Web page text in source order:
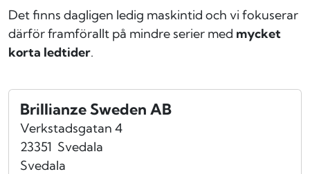
Det finns dagligen ledig maskintid och vi fokuserar
därför framförallt på mindre serier med mycket
korta ledtider.
Brillianze Sweden AB
Verkstadsgatan 4
23351 Svedala
Svedala